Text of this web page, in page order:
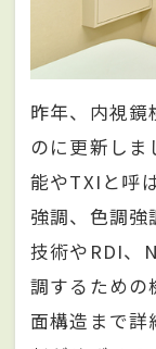
昨年、内視鏡
のに更新し
能やTXIと呼
強調、色調
技術やRDI、
調するための
面構造まで